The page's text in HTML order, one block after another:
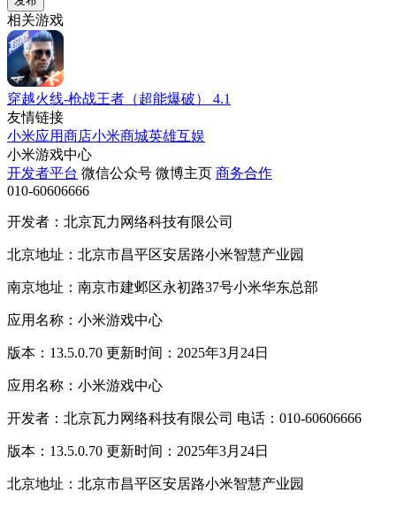
相关游戏
穿越火线-枪战王者（超能爆破）
4.1
友情链接
小米应用商店小米商城英雄互娱
小米游戏中心
开发者平台 微信公众号 微博主页 商务合作
010-60606666
开发者：北京瓦力网络科技有限公司
北京地址：北京市昌平区安居路小米智慧产业园
南京地址：南京市建邺区永初路37号小米华东总部
应用名称：小米游戏中心
版本：13.5.0.70 更新时间：2025年3月24日
应用名称：小米游戏中心
开发者：北京瓦力网络科技有限公司 电话：010-60606666
版本：13.5.0.70 更新时间：2025年3月24日
北京地址：北京市昌平区安居路小米智慧产业园